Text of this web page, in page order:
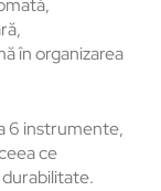
în organizarea
6 instrumente,
ce